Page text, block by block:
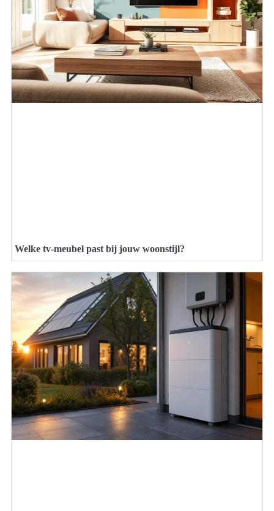
Welke tv-meubel past bij jouw woonstijl?